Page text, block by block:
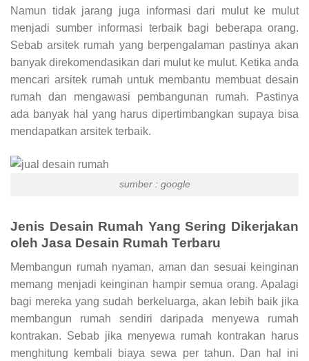
Namun tidak jarang juga informasi dari mulut ke mulut
menjadi sumber informasi terbaik bagi beberapa orang.
Sebab arsitek rumah yang berpengalaman pastinya akan
banyak direkomendasikan dari mulut ke mulut. Ketika anda
mencari arsitek rumah untuk membantu membuat desain
rumah dan mengawasi pembangunan rumah. Pastinya
ada banyak hal yang harus dipertimbangkan supaya bisa
mendapatkan arsitek terbaik.
sumber : google
Jenis Desain Rumah Yang Sering Dikerjakan
oleh Jasa Desain Rumah Terbaru
Membangun rumah nyaman, aman dan sesuai keinginan
memang menjadi keinginan hampir semua orang. Apalagi
bagi mereka yang sudah berkeluarga, akan lebih baik jika
membangun rumah sendiri daripada menyewa rumah
kontrakan. Sebab jika menyewa rumah kontrakan harus
menghitung kembali biaya sewa per tahun. Dan hal ini